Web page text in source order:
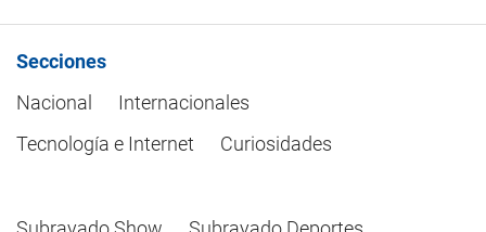
Secciones
Nacional
Internacionales
Tecnología e Internet
Curiosidades